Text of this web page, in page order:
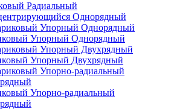
Радиальный
Однорядный
Упорный Однорядный
Упорный Двухрядный
Упорно-радиальный